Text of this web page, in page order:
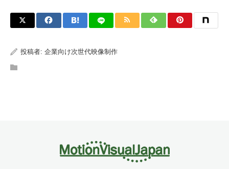
投稿者: 企業向け次世代映像制作